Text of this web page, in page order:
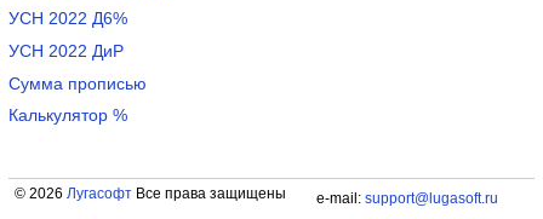
УСН 2022 Д6%
УСН 2022 ДиР
Сумма прописью
Калькулятор %
© 2026 ЛугасофтВсе права защищены e-mail: support@lugasoft.ru